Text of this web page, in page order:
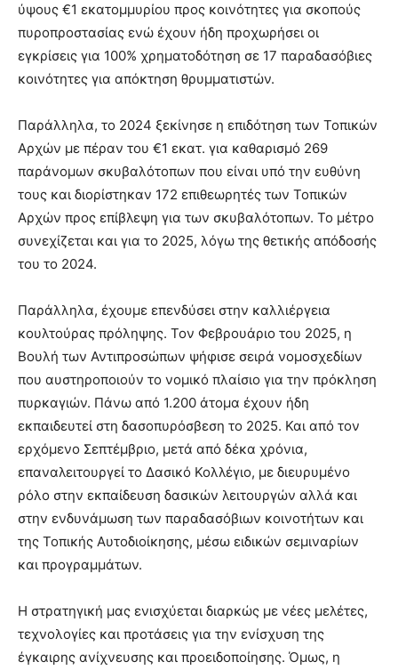
ύψους €1 εκατομμυρίου προς κοινότητες για σκοπούς
πυροπροστασίας ενώ έχουν ήδη προχωρήσει οι
εγκρίσεις για 100% χρηματοδότηση σε 17 παραδασόβιες
κοινότητες για απόκτηση θρυμματιστών.
Παράλληλα, το 2024 ξεκίνησε η επιδότηση των Τοπικών
Αρχών με πέραν του €1 εκατ. για καθαρισμό 269
παράνομων σκυβαλότοπων που είναι υπό την ευθύνη
τους και διορίστηκαν 172 επιθεωρητές των Τοπικών
Αρχών προς επίβλεψη για των σκυβαλότοπων. Το μέτρο
συνεχίζεται και για το 2025, λόγω της θετικής απόδοσής
του το 2024.
Παράλληλα, έχουμε επενδύσει στην καλλιέργεια
κουλτούρας πρόληψης. Τον Φεβρουάριο του 2025, η
Βουλή των Αντιπροσώπων ψήφισε σειρά νομοσχεδίων
που αυστηροποιούν το νομικό πλαίσιο για την πρόκληση
πυρκαγιών. Πάνω από 1.200 άτομα έχουν ήδη
εκπαιδευτεί στη δασοπυρόσβεση το 2025. Και από τον
ερχόμενο Σεπτέμβριο, μετά από δέκα χρόνια,
επαναλειτουργεί το Δασικό Κολλέγιο, με διευρυμένο
ρόλο στην εκπαίδευση δασικών λειτουργών αλλά και
στην ενδυνάμωση των παραδασόβιων κοινοτήτων και
της Τοπικής Αυτοδιοίκησης, μέσω ειδικών σεμιναρίων
και προγραμμάτων.
Η στρατηγική μας ενισχύεται διαρκώς με νέες μελέτες,
τεχνολογίες και προτάσεις για την ενίσχυση της
έγκαιρης ανίχνευσης και προειδοποίησης. Όμως, η